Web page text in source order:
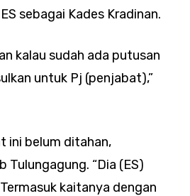
sebagai Kades Kradinan.
kalau sudah ada putusan
untuk Pj (penjabat),”
ini belum ditahan,
“Dia (ES)
kaitanya dengan